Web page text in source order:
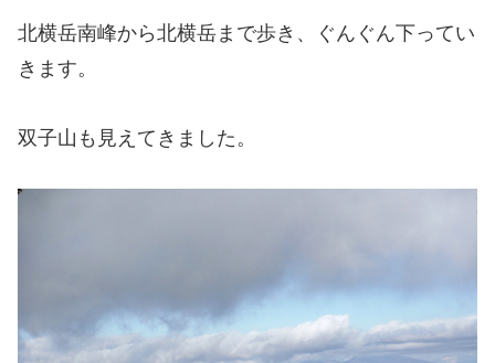
北横岳南峰から北横岳まで歩き、ぐんぐん下ってい
きます。
双子山も見えてきました。